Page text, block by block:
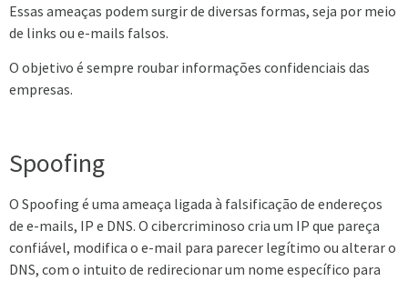
Essas ameaças podem surgir de diversas formas, seja por meio
de links ou e-mails falsos.
O objetivo é sempre roubar informações confidenciais das
empresas.
Spoofing
O Spoofing é uma ameaça ligada à falsificação de endereços
de e-mails, IP e DNS. O cibercriminoso cria um IP que pareça
confiável, modifica o e-mail para parecer legítimo ou alterar o
DNS, com o intuito de redirecionar um nome específico para